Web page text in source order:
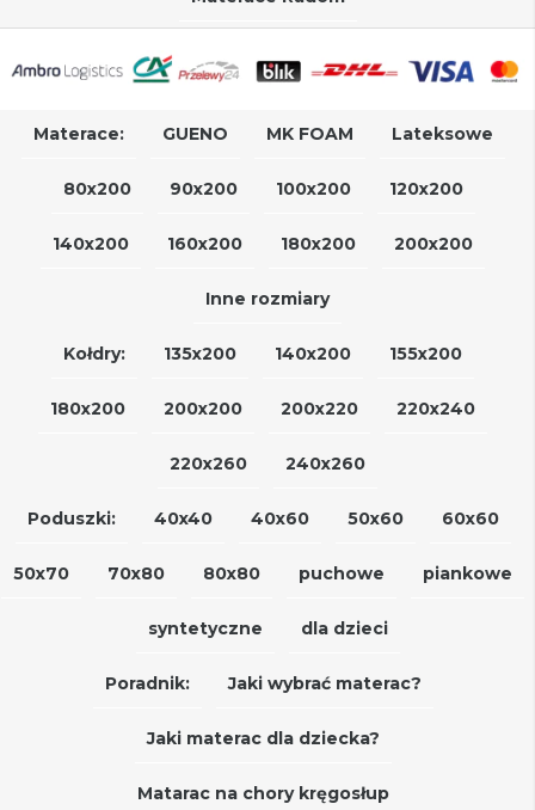
Materace: GUENO MK FOAM Lateksowe
80x200 90x200 100x200 120x200
140x200 160x200 180x200 200x200
Inne rozmiary
Kołdry: 135x200 140x200 155x200
180x200 200x200 200x220 220x240
220x260 240x260
Poduszki: 40x40 40x60 50x60 60x60
50x70 70x80 80x80 puchowe piankowe
syntetyczne dla dzieci
Poradnik: Jaki wybrać materac?
Jaki materac dla dziecka?
Matarac na chory kręgosłup